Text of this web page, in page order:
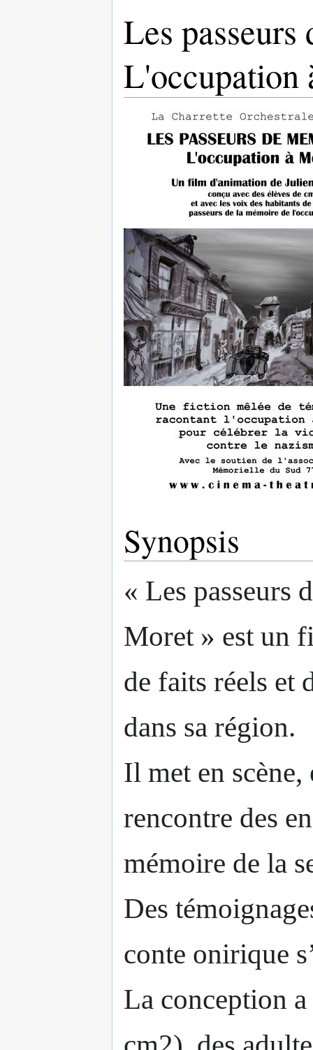
Les
L'occupation
Synopsis
« Les passeurs
Moret » est un
de faits réels et
dans sa région.
Il met en scène,
rencontre des
mémoire de la
Des
conte onirique
La conception